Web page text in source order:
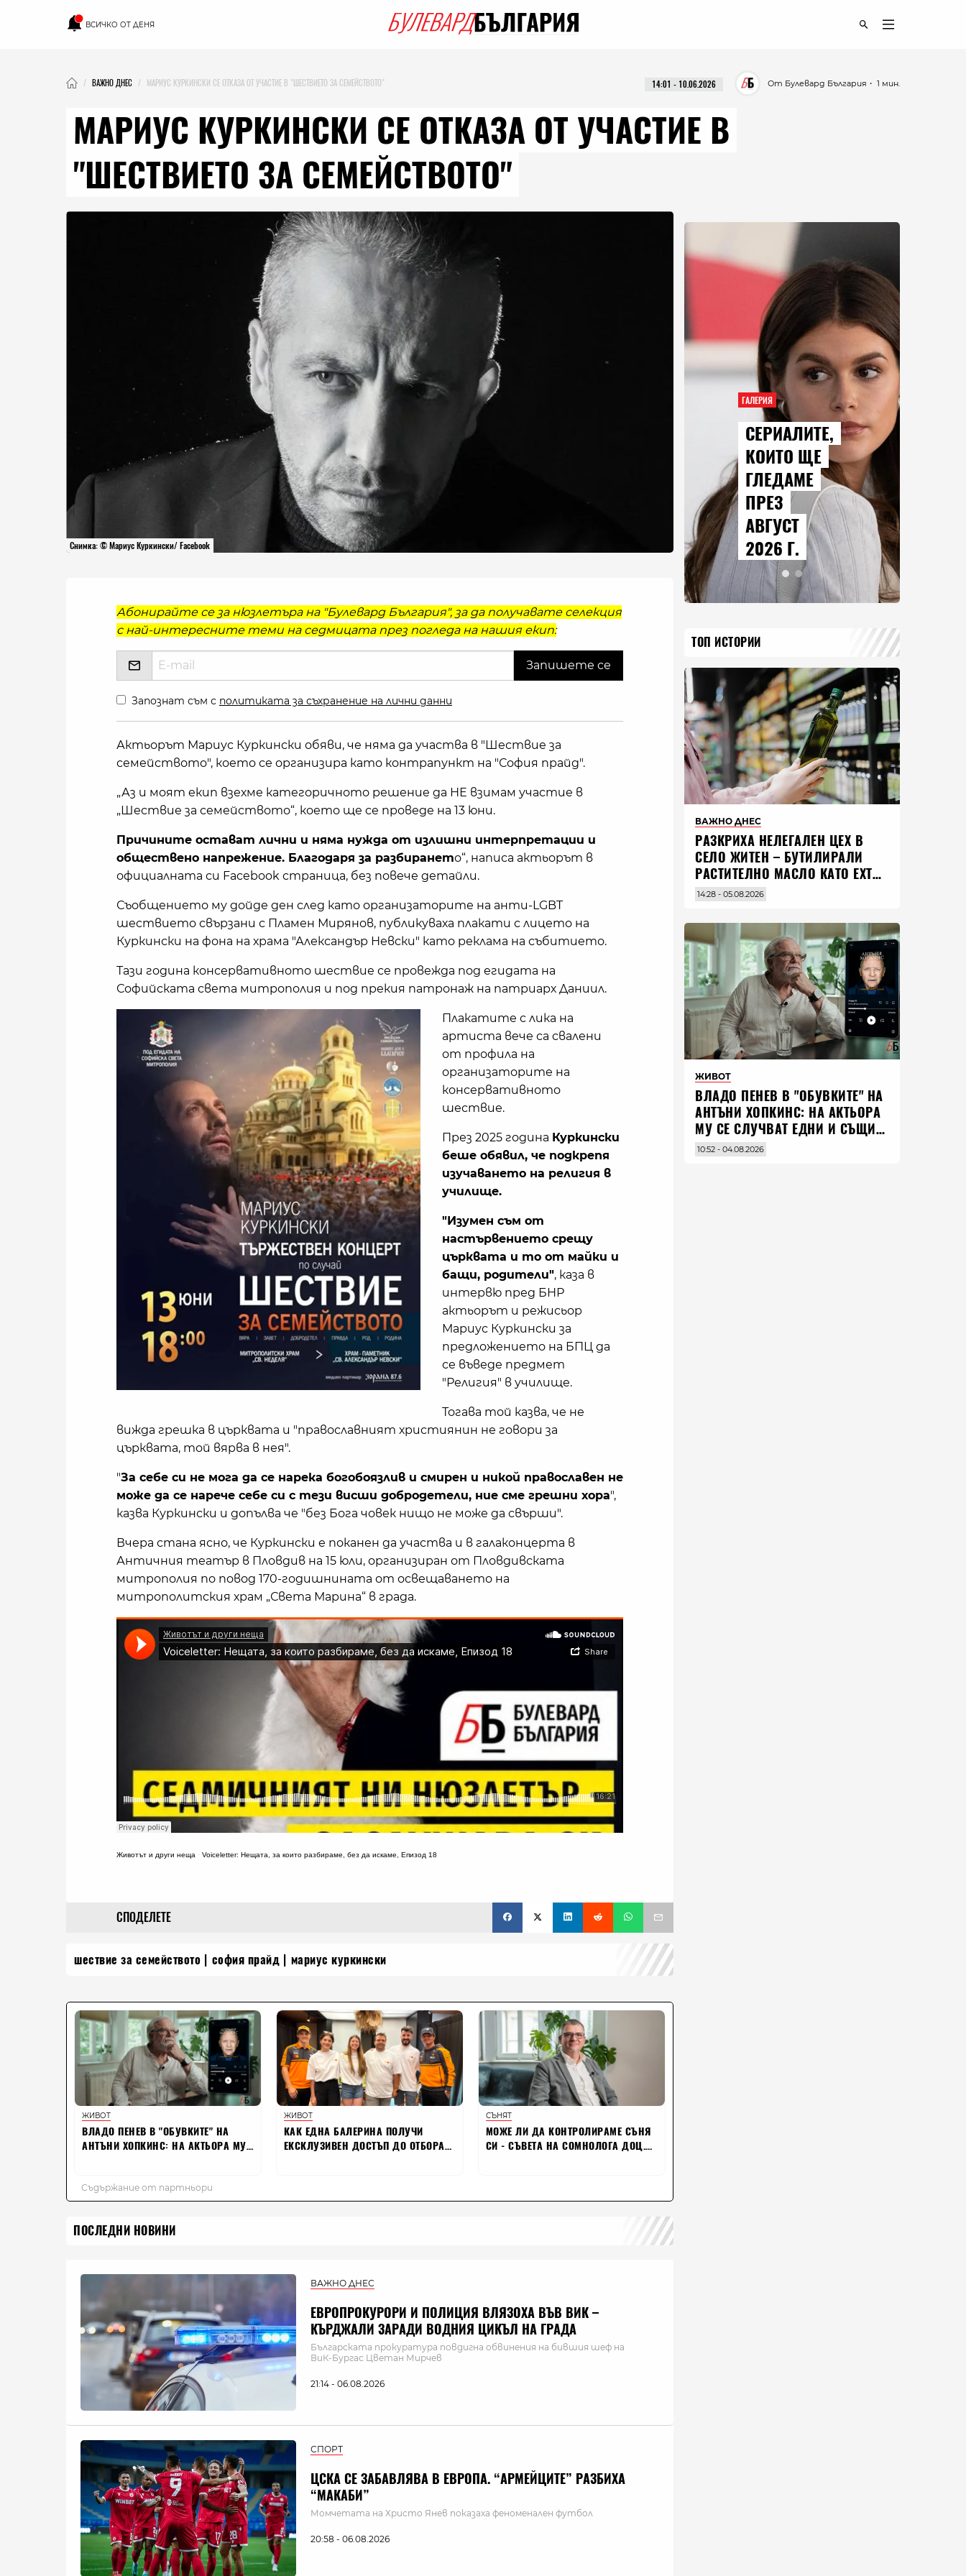
ВСИЧКО ОТ ДЕНЯ
ВАЖНО ДНЕС МАРИУС КУРКИНСКИ СЕ ОТКАЗА ОТ УЧАСТИЕ В "ШЕСТВИЕТО ЗА СЕМЕЙСТВОТО" ・ 1 мин.
От Булевард България
14:01 - 10.06.2026
МАРИУС КУРКИНСКИ СЕ ОТКАЗА ОТ УЧАСТИЕ В
"ШЕСТВИЕТО ЗА СЕМЕЙСТВОТО"
Снимка: © Мариус Куркински/ Facebook
Абонирайте се за нюзлетъра на "Булевард България", за да получавате селекция
с най-интересните теми на седмицата през погледа на нашия екип:
Запознат съм с политиката за съхранение на лични данни
Актьорът Мариус Куркински обяви, че няма да участва в "Шествие за
семейството", което се организира като контрапункт на "София прайд".
„Аз и моят екип взехме категоричното решение да НЕ взимам участие в
„Шествие за семейството“, което ще се проведе на 13 юни.
Причините остават лични и няма нужда от излишни интерпретации и
обществено напрежение. Благодаря за разбирането“, написа актьорът в
официалната си Facebook страница, без повече детайли.
Съобщението му дойде ден след като организаторите на анти-LGBT
шествието свързани с Пламен Мирянов, публикуваха плакати с лицето на
Куркински на фона на храма "Александър Невски" като реклама на събитието.
Тази година консервативното шествие се провежда под егидата на
Софийската света митрополия и под прекия патронаж на патриарх Даниил.​​​​​​
Плакатите с лика на
артиста вече са свалени
от профила на
организаторите на
консервативното
шествие.
През 2025 година Куркински
беше обявил, че подкрепя
изучаването на религия в
училище.
"Изумен съм от
настървението срещу
църквата и то от майки и
бащи, родители", каза в
интервю пред БНР
актьорът и режисьор
Мариус Куркински за
предложението на БПЦ да
се въведе предмет
"Религия" в училище.
Тогава той казва, че не
вижда грешка в църквата и "православният християнин не говори за
църквата, той вярва в нея".
"За себе си не мога да се нарека богобоязлив и смирен и никой православен не
може да се нарече себе си с тези висши добродетели, ние сме грешни хора",
казва Куркински и допълва че "без Бога човек нищо не може да свърши".
Вчера стана ясно, че Куркински е поканен да участва и в галаконцерта в
Античния театър в Пловдив на 15 юли, организиран от Пловдивската
митрополия по повод 170-годишнината от освещаването на
митрополитския храм „Света Марина“ в града.
Животът и други неща · Voiceletter: Нещата, за които разбираме, без да искаме, Епизод 18
СПОДЕЛЕТЕ
шествие за семейството софия прайд мариус куркински
ПОСЛЕДНИ НОВИНИ
ВАЖНО ДНЕС
ЕВРОПРОКУРОРИ И ПОЛИЦИЯ ВЛЯЗОХА ВЪВ ВИК –
КЪРДЖАЛИ ЗАРАДИ ВОДНИЯ ЦИКЪЛ НА ГРАДА
Българската прокуратура повдигна обвинения на бившия шеф на
ВиК-Бургас Цветан Мирчев
21:14 - 06.08.2026
СПОРТ
ЦСКА СЕ ЗАБАВЛЯВА В ЕВРОПА. “АРМЕЙЦИТЕ” РАЗБИХА
“МАКАБИ”
Момчетата на Христо Янев показаха феноменален футбол
20:58 - 06.08.2026
ГАЛЕРИЯ
СЕРИАЛИТЕ,
КОИТО ЩЕ
ГЛЕДАМЕ
ПРЕЗ
АВГУСТ
2026 Г.
ТОП ИСТОРИИ
ВАЖНО ДНЕС
РАЗКРИХА НЕЛЕГАЛЕН ЦЕХ В
СЕЛО ЖИТЕН – БУТИЛИРАЛИ
РАСТИТЕЛНО МАСЛО КАТО EXTRA
VIRGIN ЗЕХТИН
14:28 - 05.08.2026
ЖИВОТ
ВЛАДO ПЕНЕВ В "ОБУВКИТЕ" НА
АНТЪНИ ХОПКИНС: НА АКТЬОРА
МУ СЕ СЛУЧВАТ ЕДНИ И СЪЩИ
НЕЩА ПО ЦЕЛИЯ СВЯТ
10:52 - 04.08.2026